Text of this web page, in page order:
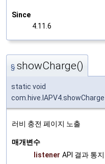
Since
4.11.6
§ showCharge()
static void
com.hive.IAPV4.showCharge
러비 충전 페이지 노출
매개변수
listener API 결과 통지